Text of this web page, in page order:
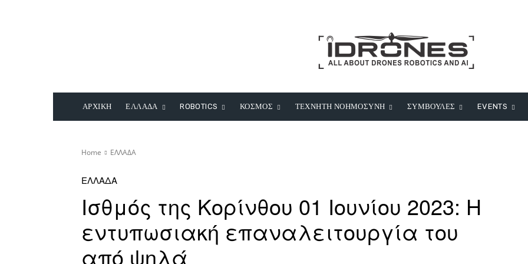
ΑΡΧΙΚΗ ΕΛΛΑΔΑ ROBOTICS ΚΟΣΜΟΣ ΤΕΧΝΗΤΗ ΝΟΗΜΟΣΥΝΗ ΣΥΜΒΟΥΛΕΣ EVENTS
Home ΕΛΛΑΔΑ
ΕΛΛΑΔΑ
Ισθμός της Κορίνθου 01 Ιουνίου 2023: Η
εντυπωσιακή επαναλειτουργία του
από ψηλά